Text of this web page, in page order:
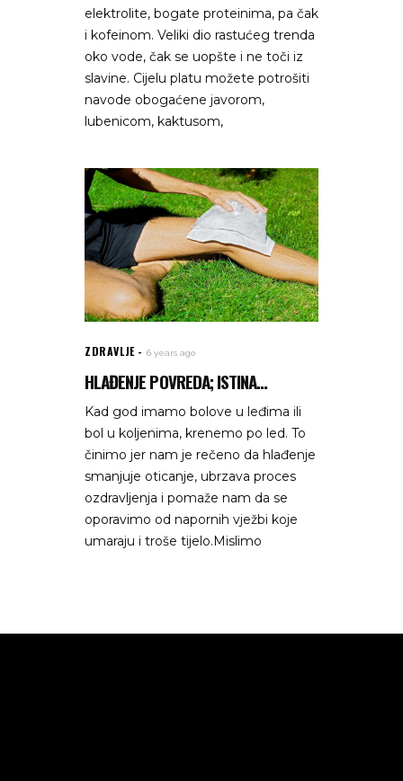
elektrolite, bogate proteinima, pa čak
i kofeinom. Veliki dio rastućeg trenda
oko vode, čak se uopšte i ne toči iz
slavine. Cijelu platu možete potrošiti
navode obogaćene javorom,
lubenicom, kaktusom,
ZDRAVLJE 6 years ago
HLAĐENJE POVREDA; ISTINA...
Kad god imamo bolove u leđima ili
bol u koljenima, krenemo po led. To
činimo jer nam je rečeno da hlađenje
smanjuje oticanje, ubrzava proces
ozdravljenja i pomaže nam da se
oporavimo od napornih vježbi koje
umaraju i troše tijelo.Mislimo